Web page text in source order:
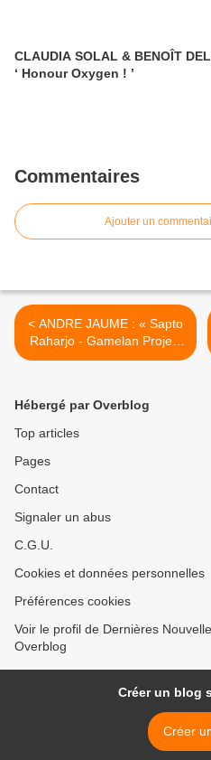
CLAUDIA SOLAL & BENOÎT
‘ Honour Oxygen ! ’
Commentaires
Ajouter un
< ANDRE JAUME : « Sapto
Raharjo - Gamelan Project
first session»
Hébergé par Overblog
Top articles
Pages
Contact
Signaler un abus
C.G.U.
Cookies et données personnelles
Préférences cookies
Voir le profil de Dernières
Overblog
Créer un blog
Créer